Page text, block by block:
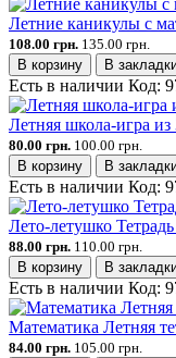
Летние каникулы с
108.00 грн. 135.00 грн.
В корзину
В
Есть в наличии Код:
Летняя школа-игра из
80.00 грн. 100.00 грн.
В корзину
В
Есть в наличии Код:
Лето-летушко
88.00 грн. 110.00 грн.
В корзину
В
Есть в наличии Код:
Математика Летняя
84.00 грн. 105.00 грн.